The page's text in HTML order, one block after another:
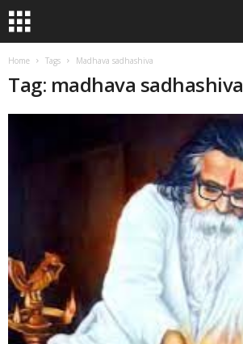
Home Tags Madhava sadhashiva
Tag: madhava sadhashiva